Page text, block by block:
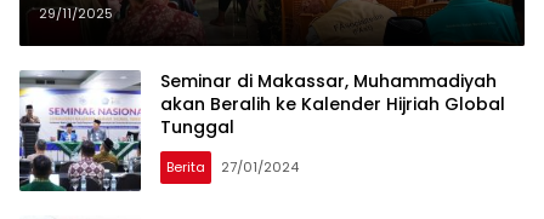
Hak Bertetangga
29/11/2025
Seminar di Makassar, Muhammadiyah
akan Beralih ke Kalender Hijriah Global
Tunggal
Berita 27/01/2024